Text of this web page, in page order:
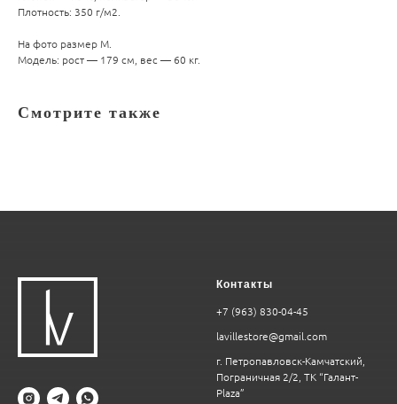
Плотность: 350 г/м2.
На фото размер М.
Модель: рост — 179 см, вес — 60 кг.
Смотрите также
Контакты
+7 (963) 830-04-45
lavillestore@gmail.com
г. Петропавловск-Камчатский,
Пограничная 2/2, ТК “Галант-
Plaza”